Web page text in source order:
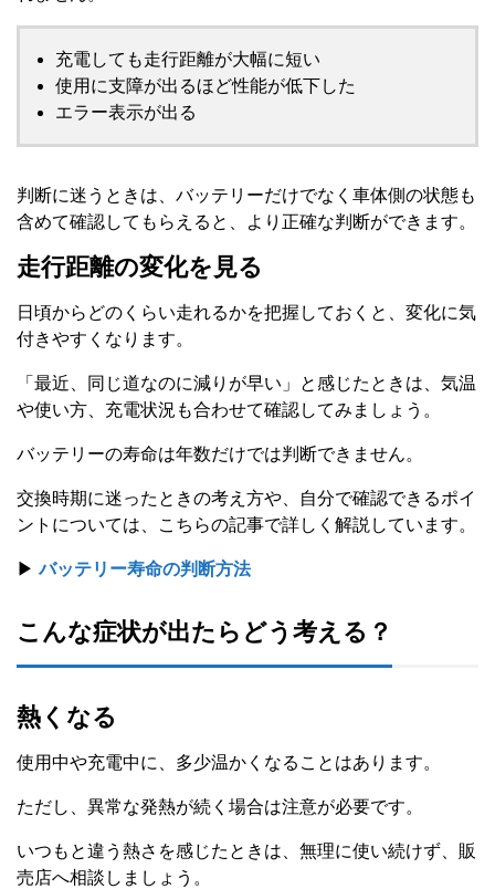
充電しても走行距離が大幅に短い
使用に支障が出るほど性能が低下した
エラー表示が出る
判断に迷うときは、バッテリーだけでなく車体側の状態も
含めて確認してもらえると、より正確な判断ができます。
走行距離の変化を見る
日頃からどのくらい走れるかを把握しておくと、変化に気
付きやすくなります。
「最近、同じ道なのに減りが早い」と感じたときは、気温
や使い方、充電状況も合わせて確認してみましょう。
バッテリーの寿命は年数だけでは判断できません。
交換時期に迷ったときの考え方や、自分で確認できるポイ
ントについては、こちらの記事で詳しく解説しています。
▶バッテリー寿命の判断方法
こんな症状が出たらどう考える？
熱くなる
使用中や充電中に、多少温かくなることはあります。
ただし、異常な発熱が続く場合は注意が必要です。
いつもと違う熱さを感じたときは、無理に使い続けず、販
売店へ相談しましょう。